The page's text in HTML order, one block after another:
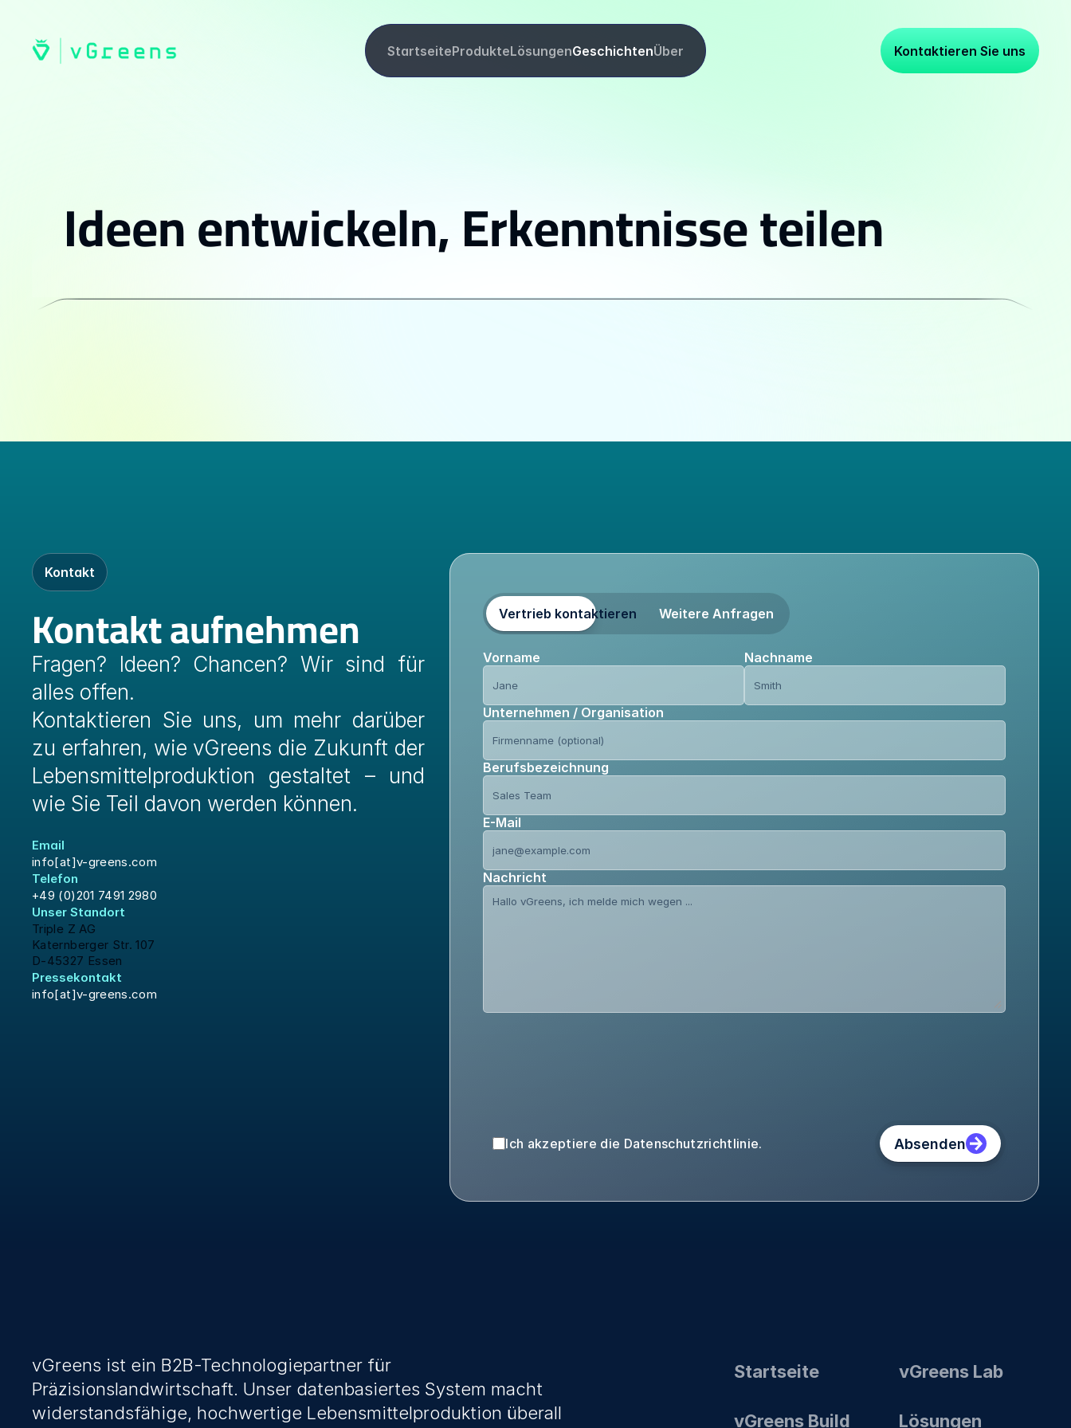
StartseiteProdukteLösungenGeschichtenÜber Kontaktieren Sie uns
Fälle
Ideen entwickeln, Erkenntnisse teilen
Kontakt
Kontakt aufnehmen
Fragen? Ideen? Chancen? Wir sind für
alles offen.
Kontaktieren Sie uns, um mehr darüber
zu erfahren, wie vGreens die Zukunft der
Lebensmittelproduktion gestaltet – und
wie Sie Teil davon werden können.
Email
info[at]v-greens.com
Telefon
+49 (0)201 7491 2980
Unser Standort
Triple Z AG
Katernberger Str. 107
D-45327 Essen
Pressekontakt
info[at]v-greens.com
Vertrieb kontaktieren Weitere Anfragen
Vorname Nachname
Unternehmen / Organisation
Berufsbezeichnung
E-Mail
Nachricht
Ich akzeptiere die Datenschutzrichtlinie. Absenden
vGreens ist ein B2B-Technologiepartner für
Präzisionslandwirtschaft. Unser datenbasiertes System macht
widerstandsfähige, hochwertige Lebensmittelproduktion überall
Startseite vGreens Lab
vGreens Build Lösungen